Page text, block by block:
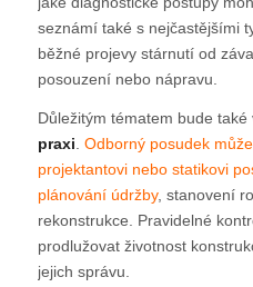
seznámí také s nejčastějšími
běžné projevy stárnutí od
posouzení nebo nápravu.
Důležitým tématem bude také
praxi. Odborný posudek
projektantovi nebo statikovi
plánování údržby, stanovení
rekonstrukce. Pravidelné
prodlužovat životnost
jejich správu.